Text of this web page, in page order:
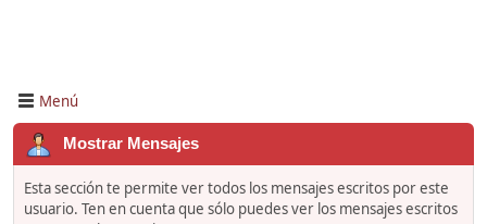
Menú
Mostrar Mensajes
Esta sección te permite ver todos los mensajes escritos por este
usuario. Ten en cuenta que sólo puedes ver los mensajes escritos